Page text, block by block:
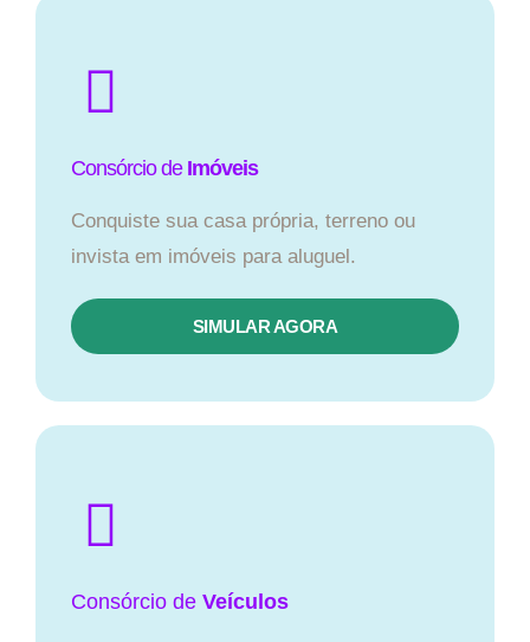
Consórcio de Imóveis
Conquiste sua casa própria, terreno ou
invista em imóveis para aluguel.
SIMULAR AGORA​
Consórcio de Veículos